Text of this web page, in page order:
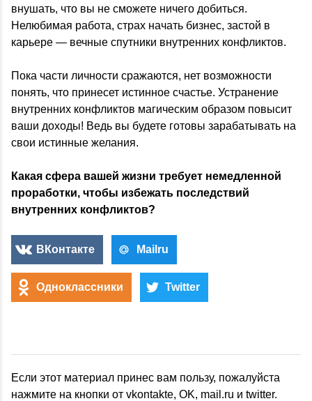
внушать, что вы не сможете ничего добиться.
Нелюбимая работа, страх начать бизнес, застой в
карьере — вечные спутники внутренних конфликтов.
Пока части личности сражаются, нет возможности
понять, что принесет истинное счастье. Устранение
внутренних конфликтов магическим образом повысит
ваши доходы! Ведь вы будете готовы зарабатывать на
свои истинные желания.
Какая сфера вашей жизни требует немедленной
проработки, чтобы избежать последствий
внутренних конфликтов?
ВКонтакте Mailru
Одноклассники Twitter
Если этот материал принес вам пользу, пожалуйста
нажмите на кнопки от vkontakte, OK, mail.ru и twitter.